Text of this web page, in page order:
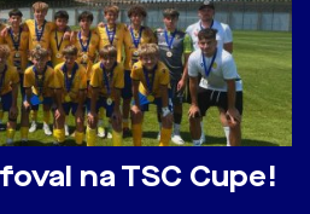
na TSC Cupe!